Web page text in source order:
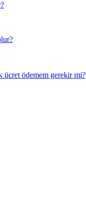
ücret ödemem gerekir mi?